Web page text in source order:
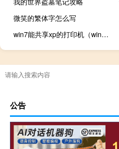
微笑的繁体字怎么写
win7能共享xp的打印机（win7共享xp打印机）
公告